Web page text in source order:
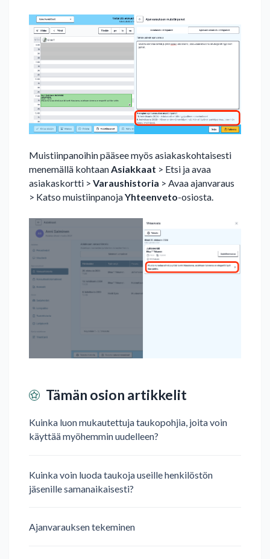
Muistiinpanoihin pääsee myös asiakaskohtaisesti
menemällä kohtaanAsiakkaat > Etsi ja avaa
asiakaskortti > Varaushistoria > Avaa ajanvaraus
> Katso muistiinpanojaYhteenveto-osiosta.
Tämän osion artikkelit
Kuinka luon mukautettuja taukopohjia, joita voin
käyttää myöhemmin uudelleen?
Kuinka voin luoda taukoja useille henkilöstön
jäsenille samanaikaisesti?
Ajanvarauksen tekeminen